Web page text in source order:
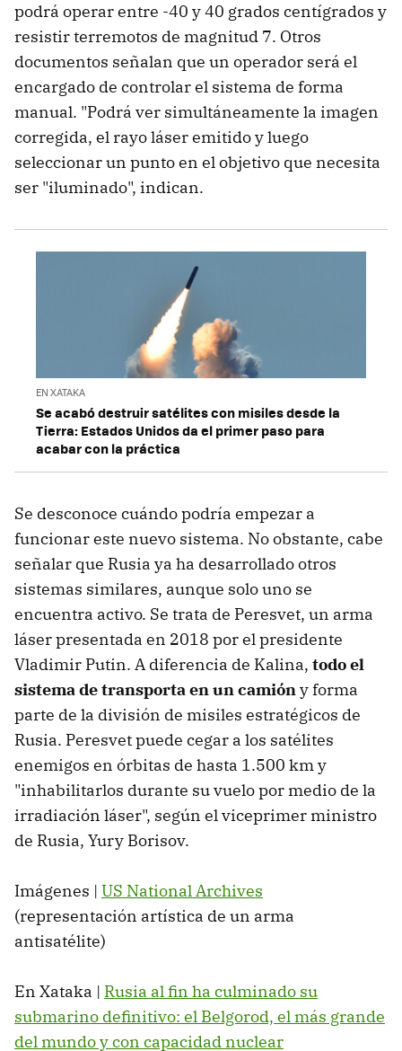
podrá operar entre -40 y 40 grados centígrados y
resistir terremotos de magnitud 7. Otros
documentos señalan que un operador será el
encargado de controlar el sistema de forma
manual. "Podrá ver simultáneamente la imagen
corregida, el rayo láser emitido y luego
seleccionar un punto en el objetivo que necesita
ser "iluminado", indican.
EN XATAKA
Se acabó destruir satélites con misiles desde la
Tierra: Estados Unidos da el primer paso para
acabar con la práctica
Se desconoce cuándo podría empezar a
funcionar este nuevo sistema. No obstante, cabe
señalar que Rusia ya ha desarrollado otros
sistemas similares, aunque solo uno se
encuentra activo. Se trata de Peresvet, un arma
láser presentada en 2018 por el presidente
Vladimir Putin. A diferencia de Kalina, todo el
sistema de transporta en un camióny forma
parte de la división de misiles estratégicos de
Rusia. Peresvet puede cegar a los satélites
enemigos en órbitas de hasta 1.500 km y
"inhabilitarlos durante su vuelo por medio de la
irradiación láser", según el viceprimer ministro
de Rusia, Yury Borisov.
Imágenes | US National Archives
(representación artística de un arma
antisatélite)
En Xataka | Rusia al fin ha culminado su
submarino definitivo: el Belgorod, el más grande
del mundo y con capacidad nuclear